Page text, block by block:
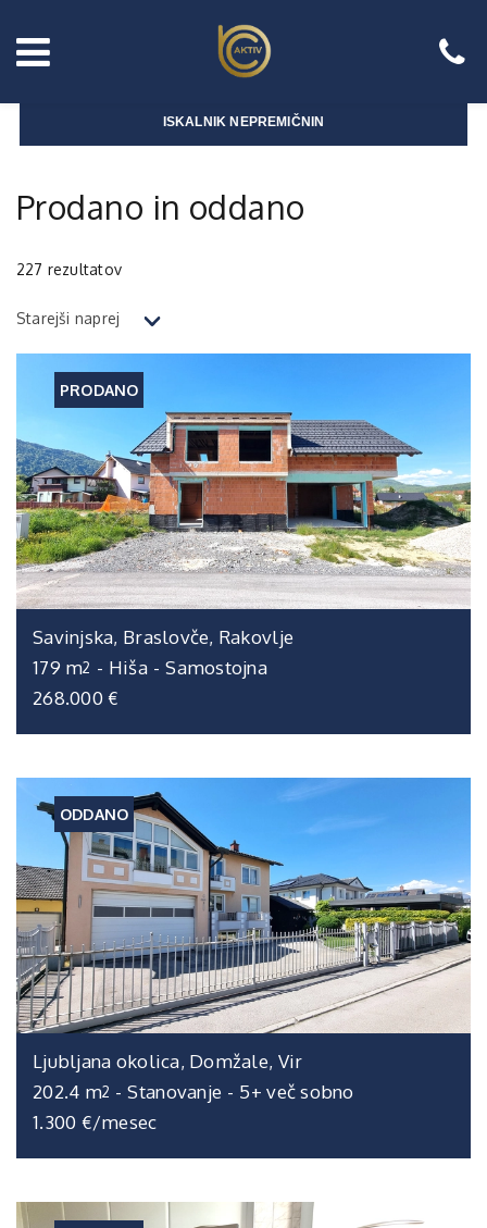
ISKALNIK NEPREMIČNIN
Prodano in oddano
227 rezultatov
Starejši naprej
PRODANO
Savinjska, Braslovče, Rakovlje
179 m2 - Hiša - Samostojna
268.000 €
ODDANO
Ljubljana okolica, Domžale, Vir
202.4 m2 - Stanovanje - 5+ več sobno
1.300 €/mesec